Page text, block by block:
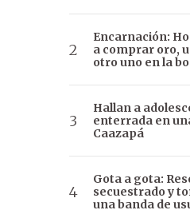
Encarnación:
a comprar oro,
otro uno en la
Hallan a
enterrada en
Caazapá
Gota a gota:
secuestrado y
una banda de